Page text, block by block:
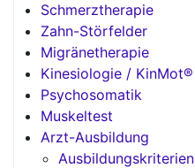
Schmerztherapie
Zahn-Störfelder
Migränetherapie
Kinesiologie / KinMot®
Psychosomatik
Muskeltest
Arzt-Ausbildung
Ausbildungskriterien